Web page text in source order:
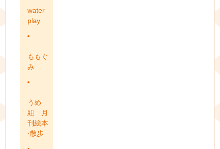
water
play
ももぐ
み
うめ
組 月
刊絵本
·散歩